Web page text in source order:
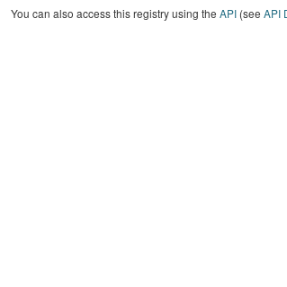
You can also access this registry using the API (see API